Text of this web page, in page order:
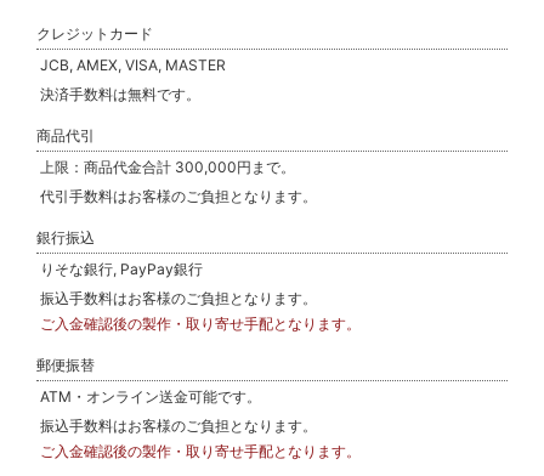
クレジットカード
JCB, AMEX, VISA, MASTER
決済手数料は無料です。
商品代引
上限：商品代金合計 300,000円まで。
代引手数料はお客様のご負担となります。
銀行振込
りそな銀行, PayPay銀行
振込手数料はお客様のご負担となります。
ご入金確認後の製作・取り寄せ手配となります。
郵便振替
ATM・オンライン送金可能です。
振込手数料はお客様のご負担となります。
ご入金確認後の製作・取り寄せ手配となります。